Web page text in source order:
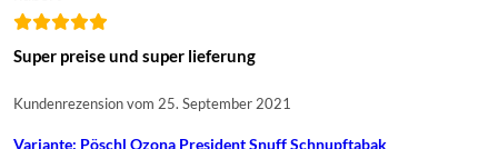
Super preise und super lieferung
Kundenrezension vom 25. September 2021
Variante: Pöschl Ozona President Snuff Schnupftabak